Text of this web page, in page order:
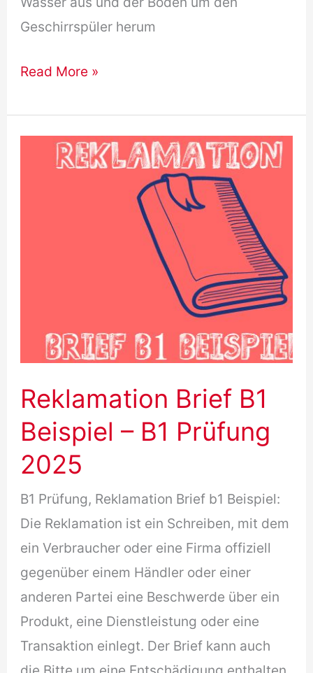
Geschirrspüler herum
Reklamation
B1
Geschirrspüler
Read More »
Reklamation Brief B1
Beispiel – B1 Prüfung
2025
B1 Prüfung, Reklamation Brief b1 Beispiel:
Die Reklamation ist ein Schreiben, mit dem
ein Verbraucher oder eine Firma offiziell
gegenüber einem Händler oder einer
anderen Partei eine Beschwerde über ein
Produkt, eine Dienstleistung oder eine
Transaktion einlegt. Der Brief kann auch